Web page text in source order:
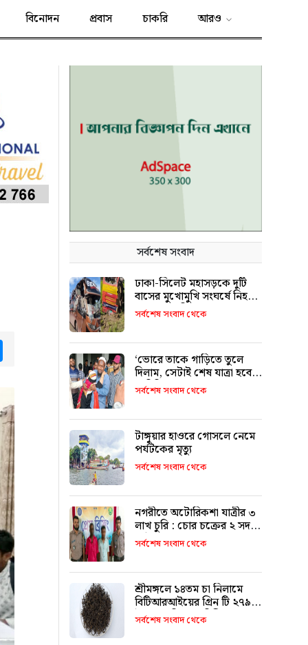
বিনোদন প্রবাস চাকরি আরও
সর্বশেষ সংবাদ
ঢাকা-সিলেট মহাসড়কে দুটি
বাসের মুখোমুখি সংঘর্ষে নিহত
৯ জনের পরিচয় শনাক্ত
সর্বশেষ সংবাদ থেকে
‘ভোরে তাকে গাড়িতে তুলে
দিলাম, সেটাই শেষ যাত্রা হবে
ভাবিনি’
সর্বশেষ সংবাদ থেকে
টাঙ্গুয়ার হাওরে গোসলে নেমে
পর্যটকের মৃত্যু
সর্বশেষ সংবাদ থেকে
নগরীতে অটোরিকশা যাত্রীর ৩
লাখ চুরি : চোর চক্রের ২ সদস্য
আটক
সর্বশেষ সংবাদ থেকে
শ্রীমঙ্গলে ১৪তম চা নিলামে
বিটিআরআইয়ের গ্রিন টি ২৭৯০
টাকা কেজি দরে বিক্রি
সর্বশেষ সংবাদ থেকে